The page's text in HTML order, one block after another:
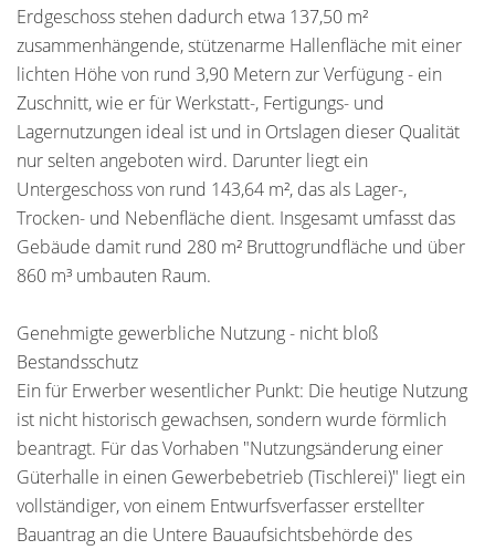
Erdgeschoss stehen dadurch etwa 137,50 m²
zusammenhängende, stützenarme Hallenfläche mit einer
lichten Höhe von rund 3,90 Metern zur Verfügung - ein
Zuschnitt, wie er für Werkstatt-, Fertigungs- und
Lagernutzungen ideal ist und in Ortslagen dieser Qualität
nur selten angeboten wird. Darunter liegt ein
Untergeschoss von rund 143,64 m², das als Lager-,
Trocken- und Nebenfläche dient. Insgesamt umfasst das
Gebäude damit rund 280 m² Bruttogrundfläche und über
860 m³ umbauten Raum.
Genehmigte gewerbliche Nutzung - nicht bloß
Bestandsschutz
Ein für Erwerber wesentlicher Punkt: Die heutige Nutzung
ist nicht historisch gewachsen, sondern wurde förmlich
beantragt. Für das Vorhaben "Nutzungsänderung einer
Güterhalle in einen Gewerbebetrieb (Tischlerei)" liegt ein
vollständiger, von einem Entwurfsverfasser erstellter
Bauantrag an die Untere Bauaufsichtsbehörde des